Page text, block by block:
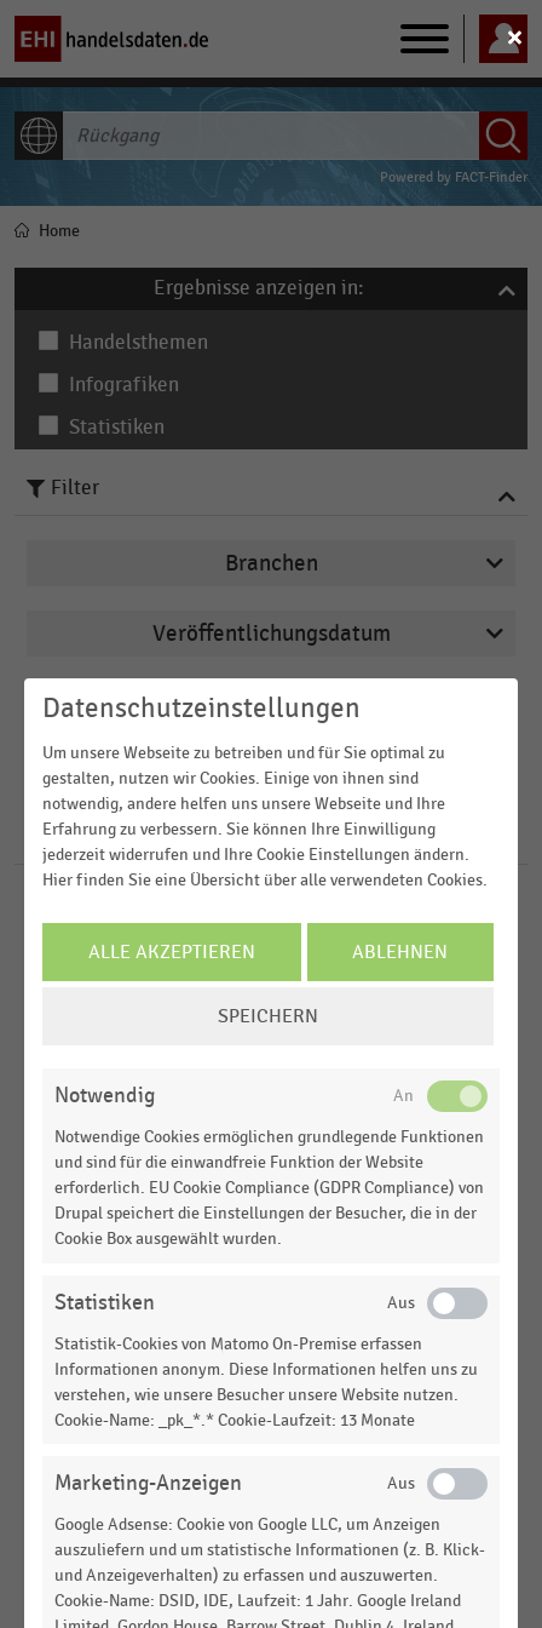
Main
navigation
Powered by FACT-Finder
Pfadnavigation
Home
Ergebnisse anzeigen in:
Handelsthemen
Infografiken
Statistiken
114Ergebnisse fürRückgang
Region (2025)
ZOOFACHHANDEL|STATISTIK
STATISTIK
Umsatzveränderungsraten im Online-Handel mit
Schmuck und Uhren in Deutschland (2015-2025)
ELEKTROFACHHANDEL|STATISTIK
Umsatzveränderungsraten im Online-Handel mit
Deutschland (2015-2025)
LEBENSMITTELHANDEL|STATISTIK
Umsatzveränderungsraten im Online-Handel mit
Bekleidung und Schuhen in Deutschland (2015-
2025)
ELEKTROFACHHANDEL
Umsatzveränderungsraten im Online-Handel mit
Elektronik und Telekommunikation in Deutschland
(2015-2025)
LEBENSMITTELHANDEL|STATISTIK
Filter
Branchen
Deutschsprachiger Einzelhandel
E-Commerce und Versandhandel
Elektrofachhandel
MEHR ANZEIGEN
Veröffentlichungsdatum
2026
2024
2023
2022
Region
Deutschland
Schweiz
D-A-CH-Region
Europa
Brasilien
FILTER ZURÜCKSETZEN
Datenschutzeinstellungen
Um unsere Webseite zu betreiben und für Sie optimal zu
gestalten, nutzen wir Cookies. Einige von ihnen sind
notwendig, andere helfen uns unsere Webseite und Ihre
Erfahrung zu verbessern. Sie können Ihre Einwilligung
jederzeit widerrufen und Ihre Cookie Einstellungen ändern.
Hier finden Sie eine Übersicht über alle verwendeten Cookies.
ALLE AKZEPTIEREN ABLEHNEN
SPEICHERN
Notwendig
Notwendige Cookies ermöglichen grundlegende Funktionen
und sind für die einwandfreie Funktion der Website
erforderlich. EU Cookie Compliance (GDPR Compliance) von
Drupal speichert die Einstellungen der Besucher, die in der
Cookie Box ausgewählt wurden.
Statistiken
Statistik-Cookies von Matomo On-Premise erfassen
Informationen anonym. Diese Informationen helfen uns zu
verstehen, wie unsere Besucher unsere Website nutzen.
Cookie-Name: _pk_*.* Cookie-Laufzeit: 13 Monate
Marketing-Anzeigen
Google Adsense: Cookie von Google LLC, um Anzeigen
auszuliefern und um statistische Informationen (z. B. Klick-
und Anzeigeverhalten) zu erfassen und auszuwerten.
Cookie-Name: DSID, IDE, Laufzeit: 1 Jahr. Google Ireland